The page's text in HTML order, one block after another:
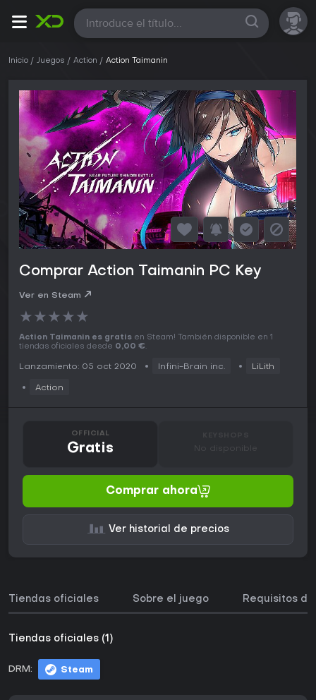
Todas
Inicio Juegos Action Action Taimanin
Comprar Action Taimanin PC Key
Ver en Steam
★★★★★
Action Taimanin es gratis en Steam! También disponible en 1
tiendas oficiales desde 0,00 €.
Lanzamiento: 05 oct 2020 Infini-Brain inc. LiLith
Action
OFFICIAL
Gratis No disponible
Comprar ahora
Ver historial de precios
Tiendas oficiales Sobre el juego Requisitos
Tiendas oficiales (1)
DRM: Steam